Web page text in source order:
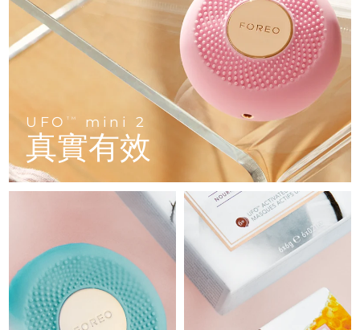
UFO TM mini 2
真實有效
LUNA™ 4 go
For travel or gym bag
LUNA™護膚
Premium cleansers & balm
LUNA™ 設備
All facial cleansing devices
BEAR™ 設備
All premium facelift devices
UFO™ 3 go
Portable red light therapy
面膜
Rejuvenation & hydration
UFO™ 設備
All deep facial hydration devices
issa™ 4 baby
For ages 0-3
issa™ Teeth Whitening Set
Dual LED + sonic device & 18% PAP gel
ISSA™ 設備
All silicone sonic toothbrushes
FAQ™ 102
Advanced clinical anti-aging
FAQ™ 103
Luxurious clinical anti-aging set
FAQ™ P1 Primer
Manuka honey primer
FAQ™護膚品
All FAQ™ skincare
FAQ™ 202
LED mask
FAQ™ 211
Anti-aging neck & décolleté LED mask
FAQ™ 221
Anti-aging LED hand mask
FAQ™護膚品
All FAQ™ skincare
生髮
FAQ™ 301
LED hair strengthening scalp massager
FAQ™ Scalp Serum
Scalp recovery probiotic serum
FAQ™護膚品
All FAQ™ skincare
FAQ™產品
All hair treatments
肌膚年輕化
FAQ™ 501
Full-Spectrum Red Light Therapy
FAQ™ 502
Full-Spectrum Red Light Therapy
FAQ™ Red Light Serum
FAQ™ skincare
All FAQ™ skincare
NEW
專業治療
脫毛
PEACH™ 2 Pro Max
Professional IPL hair removal device
身體護理
BEAR™ 2 body
Microcurrent body toning
克羅埃西亞 預計送達日期8/12/26
賽普勒斯 預計送達日期8/13/26
預計送達日期 8/12/26
丹麥 預計送達日期 8/12/26
愛沙尼亞 預計送達日期8/12/26
預計送達日期8/12/26
預計送達日期8/12/26
法屬玻里尼西亞 預計送達日期
德國 預計送達日期 8/12/26